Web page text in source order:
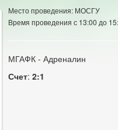
Место проведения: МОСГУ
Время проведения с 13:00 до
МГАФК - Адреналин
Счет: 2:1